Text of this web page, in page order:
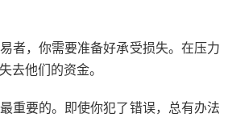
者，你需要准备好承受损失。在压力
去他们的资金。
重要的。即使你犯了错误，总有办法